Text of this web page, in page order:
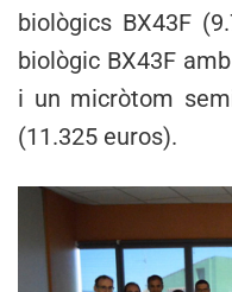
biològics BX43F
biològic BX43F
i un micròtom
(11.325 euros).